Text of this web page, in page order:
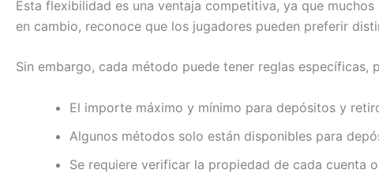
Esta flexibilidad es una ventaja competitiva, ya que
en cambio, reconoce que los jugadores pueden preferir
Sin embargo, cada método puede tener reglas específicas,
El importe máximo y mínimo para depósitos y
Algunos métodos solo están disponibles para
Se requiere verificar la propiedad de cada cuenta